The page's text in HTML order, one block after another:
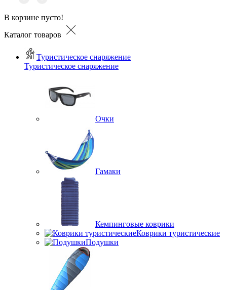
В корзине пусто!
Каталог товаров
Туристическое снаряжение
Туристическое снаряжение
Очки
Гамаки
Кемпинговые коврики
Коврики туристические
Подушки